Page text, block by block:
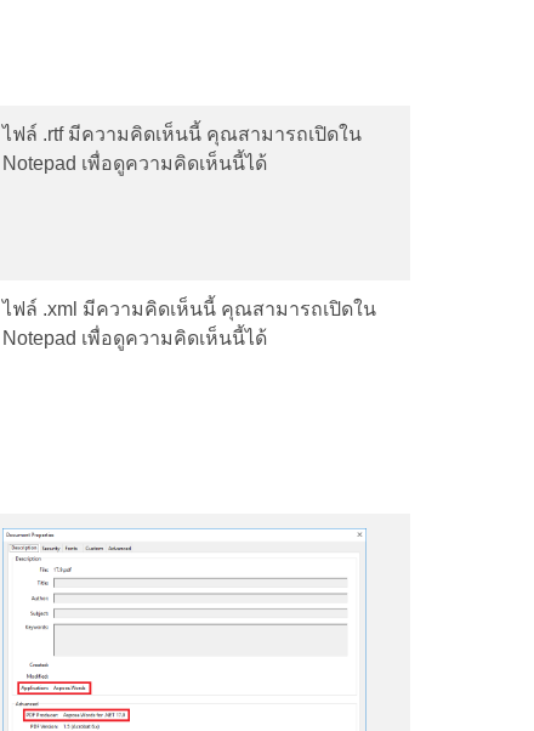
ไฟล์ .rtf มีความคิดเห็นนี้ คุณสามารถเปิดใน
Notepad เพื่อดูความคิดเห็นนี้ได้
ไฟล์ .xml มีความคิดเห็นนี้ คุณสามารถเปิดใน
Notepad เพื่อดูความคิดเห็นนี้ได้